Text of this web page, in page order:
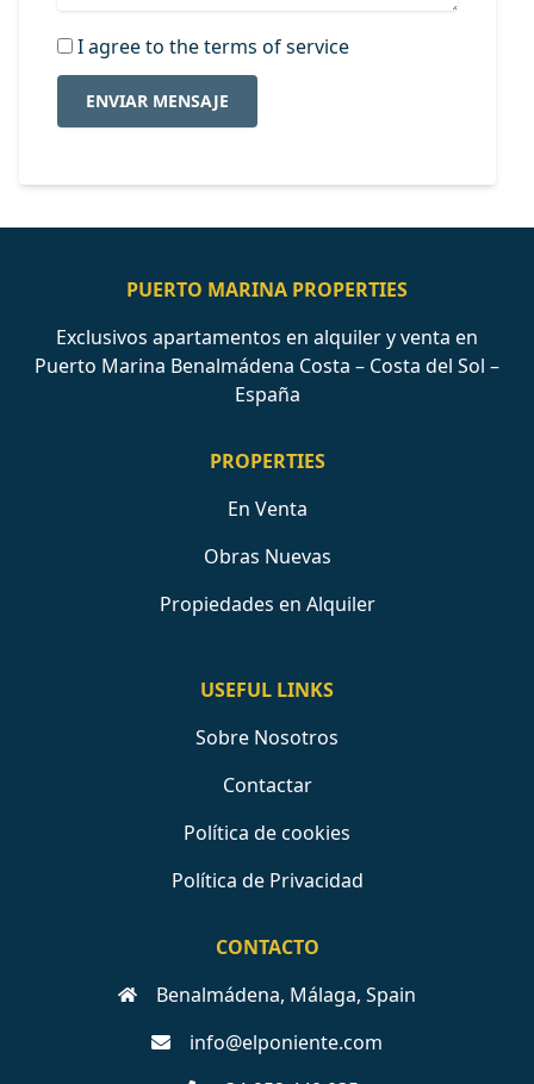
I agree to the terms of service
ENVIAR MENSAJE
PUERTO MARINA PROPERTIES
Exclusivos apartamentos en alquiler y venta en
Puerto Marina Benalmádena Costa – Costa del Sol –
España
PROPERTIES
En Venta
Obras Nuevas
Propiedades en Alquiler
USEFUL LINKS
Sobre Nosotros
Contactar
Política de cookies
Política de Privacidad
CONTACTO
Benalmádena, Málaga, Spain
info@elponiente.com